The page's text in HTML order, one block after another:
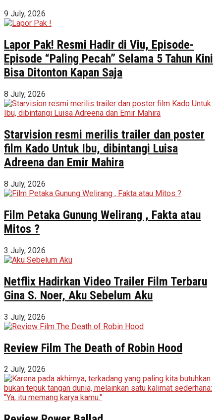
9 July, 2026
Lapor Pak! Resmi Hadir di Viu, Episode-
Episode “Paling Pecah” Selama 5 Tahun Kini
Bisa Ditonton Kapan Saja
8 July, 2026
Starvision resmi merilis trailer dan poster
film Kado Untuk Ibu, dibintangi Luisa
Adreena dan Emir Mahira
8 July, 2026
Film Petaka Gunung Welirang , Fakta atau
Mitos ?
3 July, 2026
Netflix Hadirkan Video Trailer Film Terbaru
Gina S. Noer, Aku Sebelum Aku
3 July, 2026
Review Film The Death of Robin Hood
2 July, 2026